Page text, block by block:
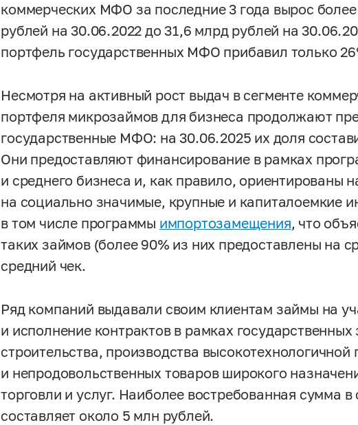
коммерческих МФО за последние 3 года вырос
рублей на 30.06.2022 до 31,6 млрд рублей на
портфель государственных МФО прибавил только
Несмотря на активный рост выдач в сегменте
портфеля микрозаймов для бизнеса продолжают
государственные МФО: на 30.06.2025 их доля
Они предоставляют финансирование в рамках
и среднего бизнеса и, как правило, ориентированы
на социально значимые, крупные и капиталоемкие
в том числе программы импортозамещения, что
таких займов (более 90% из них предоставлены на
средний чек.
Ряд компаний выдавали своим клиентам займы на
и исполнение контрактов в рамках государственных
строительства, производства высокотехнологичной
и непродовольственных товаров широкого
торговли и услуг. Наиболее востребованная сумма
составляет около 5 млн рублей.